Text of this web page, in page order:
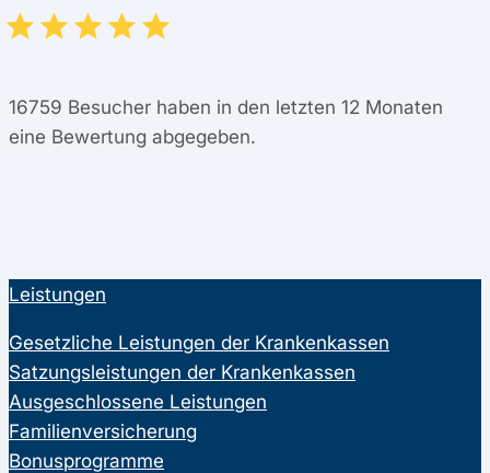
16759 Besucher haben in den letzten 12 Monaten
eine Bewertung abgegeben.
Leistungen
Gesetzliche Leistungen der Krankenkassen
Satzungsleistungen der Krankenkassen
Ausgeschlossene Leistungen
Familienversicherung
Bonusprogramme